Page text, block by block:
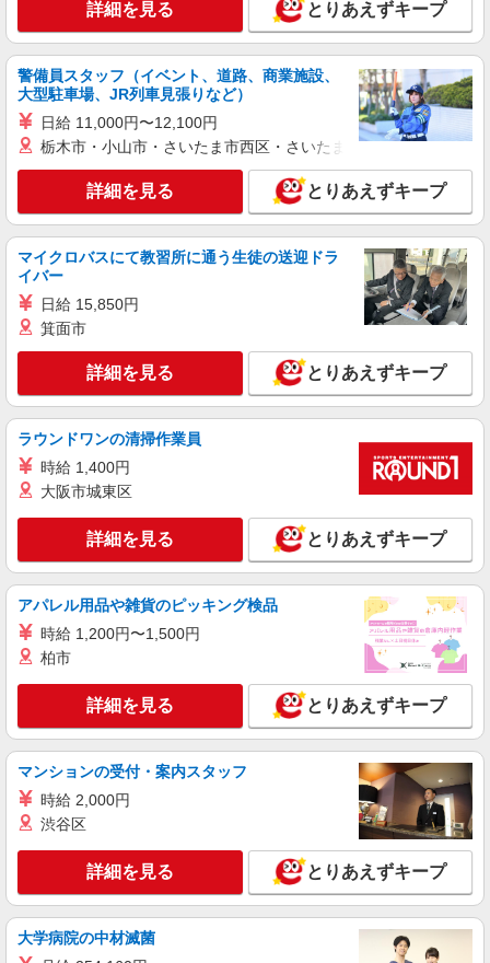
ライフ北赤羽店（店舗コード827）
品出し（商品陳列）
時給1,235円 高校生 時給1,235円
ライフ北赤羽店 東京都北区浮間3-2-9
キープ 詳細を見る
パート
ライフアクトピア北赤羽店（店舗コード843）
1,335円以上 日曜祝日は時給+100円
ライフアクトピア北赤羽店 東京都北区赤羽北
2-31-22 アクトピア参番館1階
キープ 詳細を見る
パート
ライフアクトピア北赤羽店（店舗コード843）
精肉
時給1,235円以上 17時以降は時給＋100円 時給
1,335円以上
ライフアクトピア北赤羽店 東京都北区赤羽北
2-31-22 アクトピア参番館1階
詳細を見る
ライフ北赤羽店（店舗コード827）
ベーカリー
時給1,235円以上
ライフ北赤羽店 東京都北区浮間3-2-9
キープ 詳細を見る
アルバイト
ライフ北赤羽店（店舗コード827）
惣菜
詳細を見る とりあえずキープ
警備員スタッフ（イベント、道路、商業施設、
大型駐車場、JR列車見張りなど）
日給 11,000円〜12,100円
栃木市・小山市・さいたま市西区・さいたま市岩槻区・久喜市・
詳細を見る とりあえずキープ
マイクロバスにて教習所に通う生徒の送迎ドラ
イバー
日給 15,850円
箕面市
詳細を見る とりあえずキープ
ラウンドワンの清掃作業員
時給 1,400円
大阪市城東区
詳細を見る とりあえずキープ
アパレル用品や雑貨のピッキング検品
時給 1,200円〜1,500円
柏市
詳細を見る とりあえずキープ
マンションの受付・案内スタッフ
時給 2,000円
渋谷区
詳細を見る とりあえずキープ
大学病院の中材滅菌